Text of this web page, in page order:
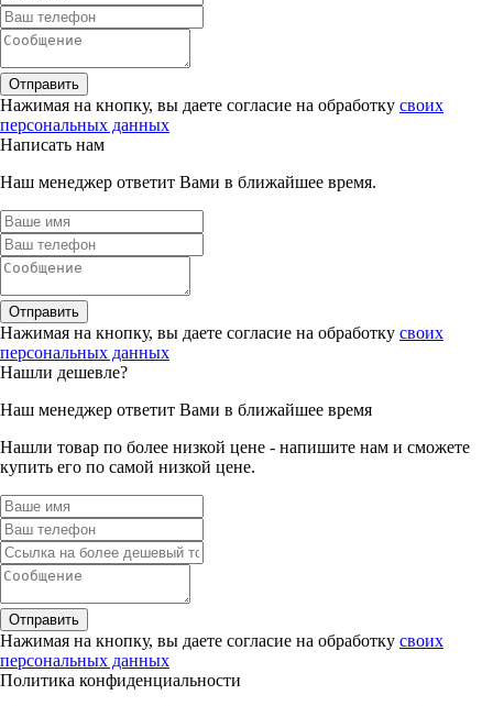
Отправить
Нажимая на кнопку, вы даете согласие на обработку своих
персональных данных
Написать нам
Наш менеджер ответит Вами в ближайшее время.
Отправить
Нажимая на кнопку, вы даете согласие на обработку своих
персональных данных
Нашли дешевле?
Наш менеджер ответит Вами в ближайшее время
Нашли товар по более низкой цене - напишите нам и сможете
купить его по самой низкой цене.
Отправить
Нажимая на кнопку, вы даете согласие на обработку своих
персональных данных
Политика конфиденциальности